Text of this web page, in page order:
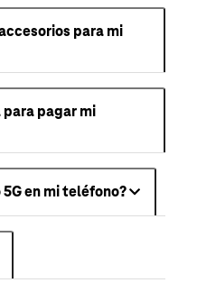
para mi
pagar mi
en mi teléfono?